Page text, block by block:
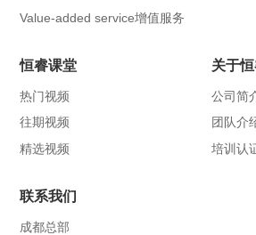
Value-added service增值服务
恒睿课堂
热门视频
往期视频
精选视频
关于
公司简
团队介
培训认
联系我们
成都总部